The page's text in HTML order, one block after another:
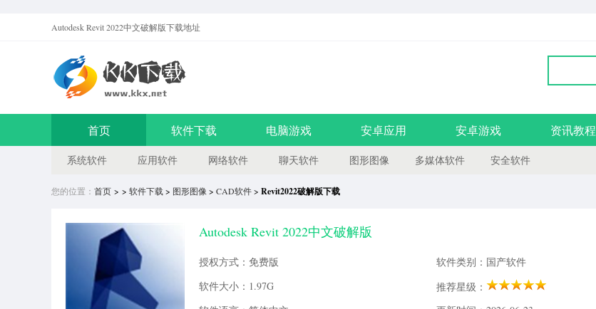
Autodesk Revit 2022中文破解版下载地址
首页 软件下载 电脑游戏 安卓应用 安卓游戏 资讯教程
系统软件 应用软件 网络软件 聊天软件 图形图像 多媒体软件 安全软件
您的位置： 首页 > > 软件下载 > 图形图像 > CAD软件> Revit2022破解版下载
Autodesk Revit 2022中文破解版
授权方式：免费版
软件类别：国产软件
软件大小：1.97G
推荐星级：